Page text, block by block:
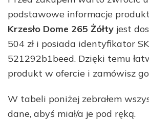
podstawowe informacje
Krzesło Dome 265 Żółty jest
504 zł i posiada identyfikator
521292b1beed. Dzięki temu
produkt w ofercie i zamówisz go
W tabeli poniżej zebrałem
dane, abyś miał/a je pod ręką.